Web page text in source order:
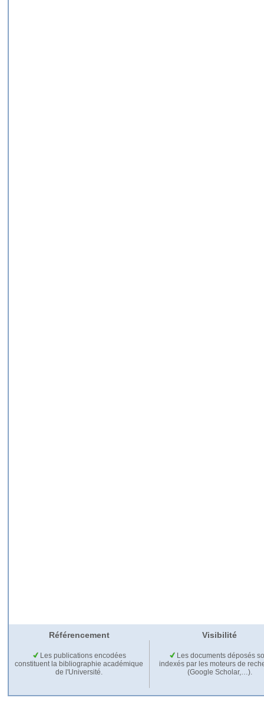
Référencement Visibilité
Les publications encodées
constituent la bibliographie académique
de l'Université.
Les documents déposés
indexés par les moteurs de
(Google Scholar,…).